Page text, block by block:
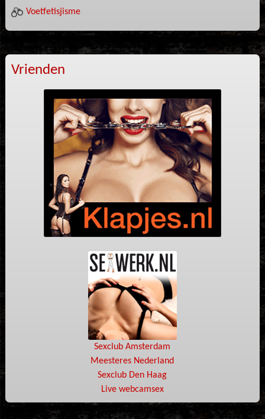
Voetfetisjisme
Vrienden
Sexclub Amsterdam
Meesteres Nederland
Sexclub Den Haag
Live webcamsex